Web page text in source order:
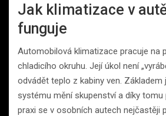
Jak klimatizace v
funguje
Automobilová klimatizace pracuje na
chladicího okruhu. Její úkol není
odvádět teplo z kabiny ven. Základem
systému mění skupenství a díky tomu
praxi se v osobních autech nejčastěji